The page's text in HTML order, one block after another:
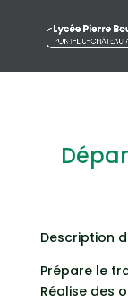
Description
Prépare le
Réalise des